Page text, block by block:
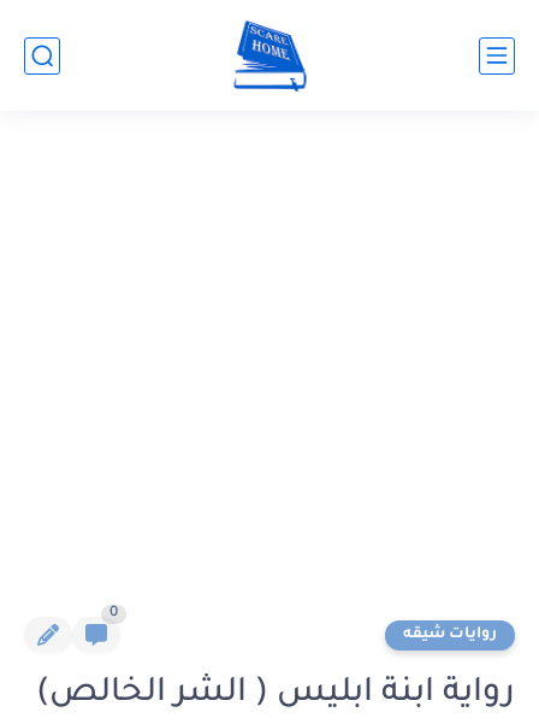
روايات شيقه
0
رواية ابنة ابليس ( الشر الخالص)